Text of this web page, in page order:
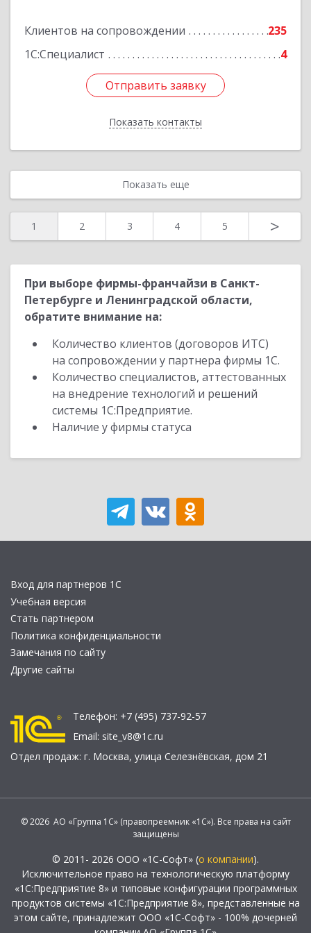
Клиентов на сопровождении
235
1С:Специалист
4
Отправить заявку
Показать контакты
Отправить заявку
Назад
Показать еще
1 2 3 4 5 >
При выборе фирмы-франчайзи в Санкт-
Петербурге и Ленинградской области,
обратите внимание на:
Количество клиентов (договоров ИТС)
на сопровождении у партнера фирмы 1С.
Количество специалистов, аттестованных
на внедрение технологий и решений
системы 1С:Предприятие.
Наличие у фирмы статуса
Вход для партнеров 1С
Учебная версия
Стать партнером
Политика конфиденциальности
Замечания по сайту
Другие сайты
Телефон: +7 (495) 737-92-57
Email: site_v8@1c.ru
Отдел продаж: г. Москва, улица Селезнёвская, дом 21
© 2026 АО «Группа 1С» (правопреемник «1С»). Все права на сайт
защищены
© 2011- 2026 ООО «1С-Софт» (о компании).
Исключительное право на технологическую платформу
«1С:Предприятие 8» и типовые конфигурации программных
продуктов системы «1С:Предприятие 8», представленные на
этом сайте, принадлежит ООО «1С-Софт» - 100% дочерней